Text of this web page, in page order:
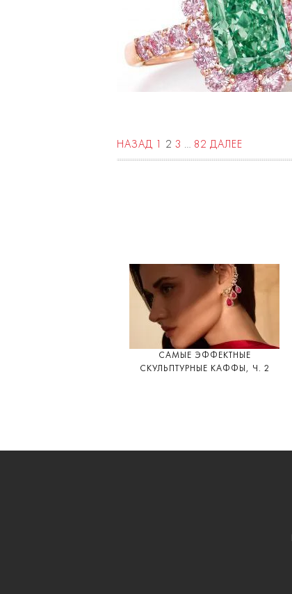
НАЗАД 1 2 3 … 82 ДАЛЕЕ
САМЫЕ ЭФФЕКТНЫЕ
СКУЛЬПТУРНЫЕ КАФФЫ, Ч. 2